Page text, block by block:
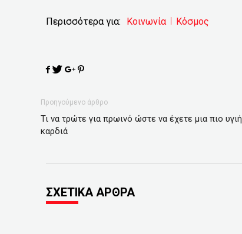
Περισσότερα για: Κοινωνία Κόσμος
Προηγούμενο άρθρο
Τι να τρώτε για πρωινό ώστε να έχετε μια πιο υγιή
καρδιά
ΣΧΕΤΙΚΑ ΑΡΘΡΑ